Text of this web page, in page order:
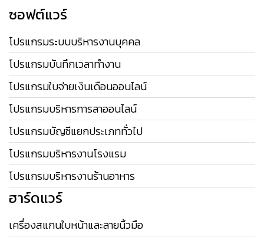
ซอฟต์แวร์
โปรแกรมระบบบริหารงานบุคคล
โปรแกรมบันทึกเวลาทำงาน
โปรแกรมใบจ่ายเงินเดือนออนไลน์
โปรแกรมบริหารการลาออนไลน์
โปรแกรมบัญชีแยกประเภททั่วไป
โปรแกรมบริหารงานโรงแรม
โปรแกรมบริหารงานร้านอาหาร
ฮาร์ดแวร์
เครื่องสแกนใบหน้าและลายนิ้วมือ